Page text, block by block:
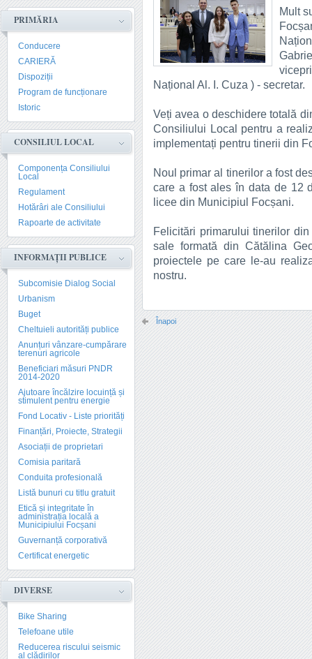
PRIMĂRIA
Conducere
CARIERĂ
Dispoziții
Program de funcționare
Istoric
CONSILIUL LOCAL
Componența Consiliului
Local
Regulament
Hotărâri ale Consiliului
Rapoarte de activitate
INFORMAȚII PUBLICE
Subcomisie Dialog Social
Urbanism
Buget
Cheltuieli autorități publice
Anunțuri vânzare-cumpărare
terenuri agricole
Beneficiari măsuri PNDR
2014-2020
Ajutoare încălzire locuință și
stimulent pentru energie
Fond Locativ - Liste priorități
Finanțări, Proiecte, Strategii
Asociații de proprietari
Comisia paritară
Conduita profesională
Listă bunuri cu titlu gratuit
Etică și integritate în
administrația locală a
Municipiului Focșani
Guvernanță corporativă
Certificat energetic
DIVERSE
Bike Sharing
Telefoane utile
Reducerea riscului seismic
al clădirilor
Mult
Național Al. I. Cuza ) - secretar.
Veți avea o deschidere totală
Consiliului Local pentru a
implementați pentru tinerii din
Noul primar al tinerilor a fost
care a fost ales în data de 12
licee din Municipiul Focșani.
Felicitări primarului tinerilor
sale formată din Cătălina
proiectele pe care le-au
nostru.
Înapoi